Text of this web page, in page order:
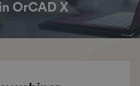
OrCAD X